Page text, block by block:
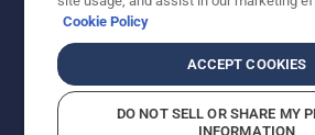
Cookie Policy
ACCEPT COOKIES
DO NOT SELL OR SHARE MY
INFORMATION